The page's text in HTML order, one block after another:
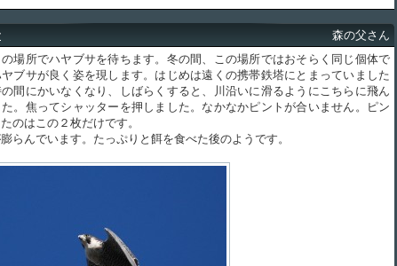
森の父さん
場所でハヤブサを待ちます。冬の間、この場所ではおそらく同じ個体で
ブサが良く姿を現します。はじめは遠くの携帯鉄塔にとまっていました
間にかいなくなり、しばらくすると、川沿いに滑るようにこちらに飛ん
。焦ってシャッターを押しました。なかなかピントが合いません。ピン
のはこの２枚だけです。
んでいます。たっぷりと餌を食べた後のようです。